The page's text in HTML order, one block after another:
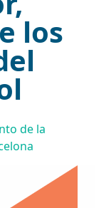
los
de la